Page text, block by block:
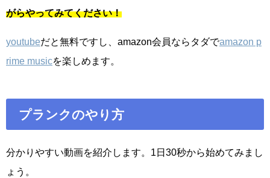
がらやってみてください！
youtubeだと無料ですし、amazon会員ならタダでamazon p
rime musicを楽しめます。
プランクのやり方
分かりやすい動画を紹介します。1日30秒から始めてみまし
ょう。